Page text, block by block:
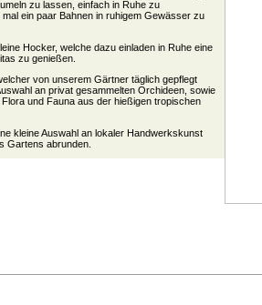
zu lassen, einfach in Ruhe zu
ein paar Bahnen in ruhigem Gewässer zu
Hocker, welche dazu einladen in Ruhe eine
zu genießen.
von unserem Gärtner täglich gepflegt
an privat gesammelten Orchideen, sowie
und Fauna aus der hießigen tropischen
kleine Auswahl an lokaler Handwerkskunst
Gartens abrunden.